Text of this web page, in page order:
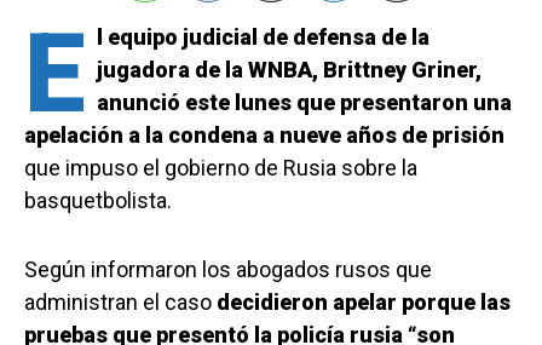
E
l equipo judicial de defensa de la
jugadora de la WNBA, Brittney Griner,
anunció este lunes que presentaron una
apelación a la condena a nueve años de prisión
que impuso el gobierno de Rusia sobre la
basquetbolista.
Según informaron los abogados rusos que
administran el caso decidieron apelar porque las
pruebas que presentó la policía rusia “son